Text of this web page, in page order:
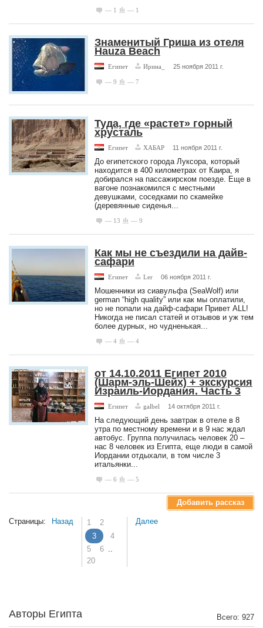
— 1 — 1
Знаменитый Гриша из отеля
Hauza Beach
Египет Ирина_ 25 ноября 2011 г.
— 9 — 7
Туда, где «растет» горный
хрусталь
Египет ХАБАР 11 ноября 2011 г.
До египетского города Луксора, который
находится в 400 километрах от Каира, я
добирался на пассажирском поезде. Еще в
вагоне познакомился с местными
девушками, соседками по скамейке
(деревянные сиденья...
— 13 — 9
Как мы не съездили на дайв-
сафари
Египет Ler 06 ноября 2011 г.
Мошенники из сиавульфа (SeaWolf) или
german “high quality” или как мы оплатили,
но не попали на дайф-сафари Привет ALL!
Никогда не писал статей и отзывов и уж тем
более дурных, но чудненькая...
— 4 — 4
от 14.10.2011 Египет 2010
(Шарм-эль-Шейх) + экскурсия
Израиль-Иордания. Часть 3
Египет galbel 14 октября 2011 г.
На следующий день завтрак в отеле в 8
утра по местному времени и в 9 нас ждал
автобус. Группа получилась человек 20 –
нас 8 человек из Египта, еще люди в самой
Иордании отдыхали, в том числе 3
итальянки...
— 6 — 5
Добавить рассказ
Страницы: Назад 1
2
3
4
5
6 ..
20
Далее
Всего: 927
Авторы Египта